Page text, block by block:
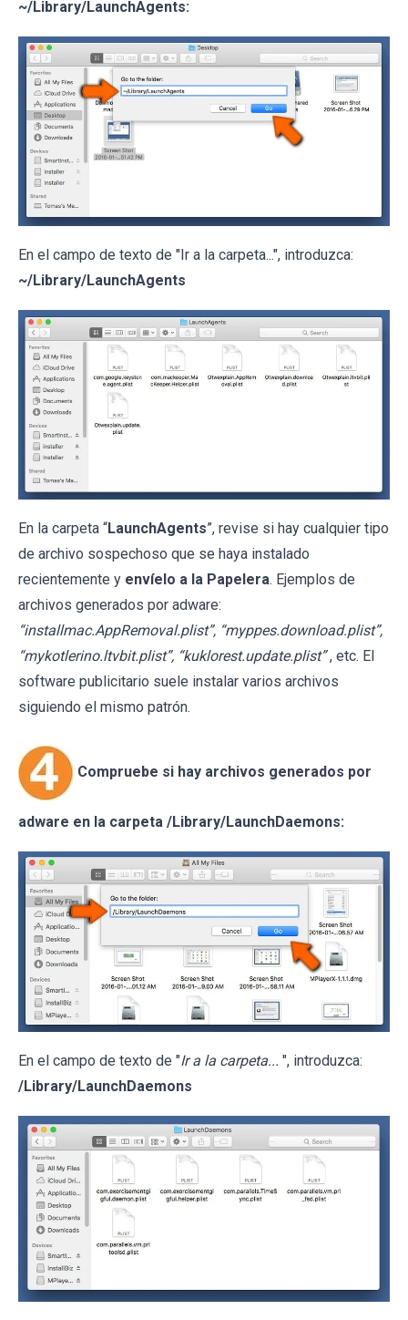
~/Library/LaunchAgents:
En el campo de texto de "Ir a la carpeta...", introduzca:
~/Library/LaunchAgents
En la carpeta “LaunchAgents”, revise si hay cualquier tipo
de archivo sospechoso que se haya instalado
recientemente y envíelo a la Papelera. Ejemplos de
archivos generados por adware:
“installmac.AppRemoval.plist”, “myppes.download.plist”,
“mykotlerino.ltvbit.plist”, “kuklorest.update.plist” , etc. El
software publicitario suele instalar varios archivos
siguiendo el mismo patrón.
Compruebe si hay archivos generados por
adware en la carpeta /Library/LaunchDaemons:
En el campo de texto de "Ir a la carpeta... ", introduzca:
/Library/LaunchDaemons